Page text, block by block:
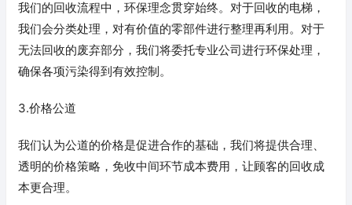
我们的回收流程中，环保理念贯穿始终。对于回收的电梯，
我们会分类处理，对有价值的零部件进行整理再利用。对于
无法回收的废弃部分，我们将委托专业公司进行环保处理，
确保各项污染得到有效控制。
3.价格公道
我们认为公道的价格是促进合作的基础，我们将提供合理、
透明的价格策略，免收中间环节成本费用，让顾客的回收成
本更合理。